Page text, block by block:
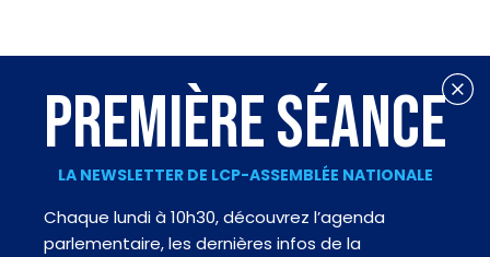
PREMIÈRE SÉANCE
LA NEWSLETTER DE LCP-ASSEMBLÉE NATIONALE
Chaque lundi à 10h30, découvrez l’agenda
parlementaire, les dernières infos de la